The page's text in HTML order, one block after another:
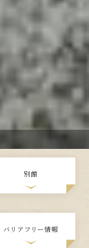
別館
バリアフリー情報